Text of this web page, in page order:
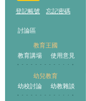
登記帳號 忘記密碼
討論區
教育王國
教育講場
使用意見
幼兒教育
幼校討論
幼教雜談